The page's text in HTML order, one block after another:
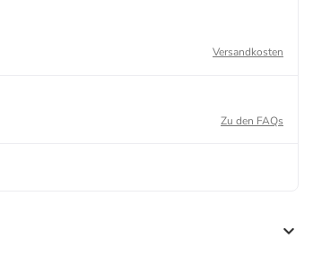
Versandkosten
Zu den FAQs